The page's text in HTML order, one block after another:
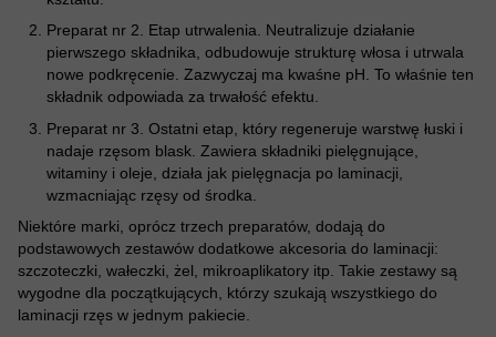
Preparat nr 2. Etap utrwalenia. Neutralizuje działanie
pierwszego składnika, odbudowuje strukturę włosa i utrwala
nowe podkręcenie. Zazwyczaj ma kwaśne pH. To właśnie ten
składnik odpowiada za trwałość efektu.
Preparat nr 3. Ostatni etap, który regeneruje warstwę łuski i
nadaje rzęsom blask. Zawiera składniki pielęgnujące,
witaminy i oleje, działa jak pielęgnacja po laminacji,
wzmacniając rzęsy od środka.
Niektóre marki, oprócz trzech preparatów, dodają do
podstawowych zestawów dodatkowe akcesoria do laminacji:
szczoteczki, wałeczki, żel, mikroaplikatory itp. Takie zestawy są
wygodne dla początkujących, którzy szukają wszystkiego do
laminacji rzęs w jednym pakiecie.